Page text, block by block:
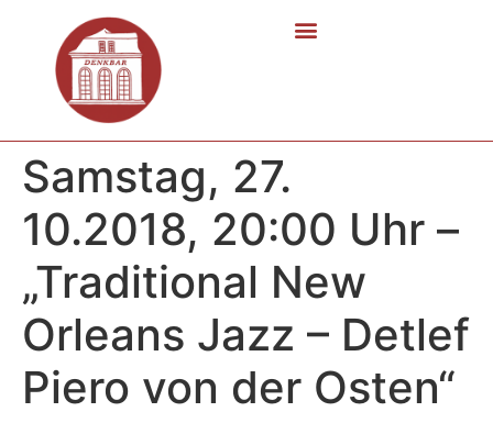
Samstag, 27.
10.2018, 20:00 Uhr –
„Traditional New
Orleans Jazz – Detlef
Piero von der Osten“